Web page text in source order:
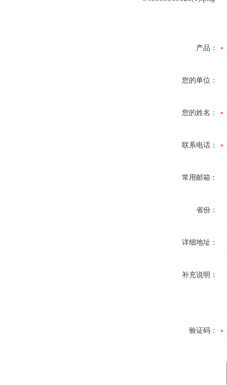
产品：
您的单位：
您的姓名：
联系电话：
常用邮箱：
省份：
详细地址：
补充说明：
验证码：